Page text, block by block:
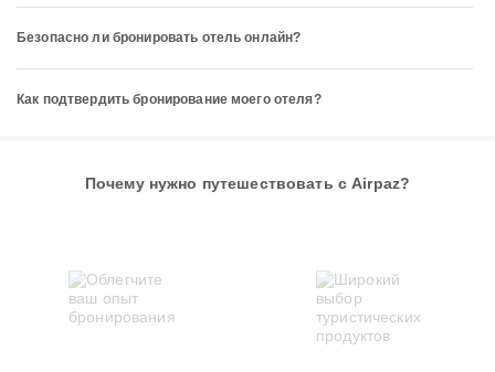
Безопасно ли бронировать отель онлайн?
Как подтвердить бронирование моего отеля?
Почему нужно путешествовать с Airpaz?